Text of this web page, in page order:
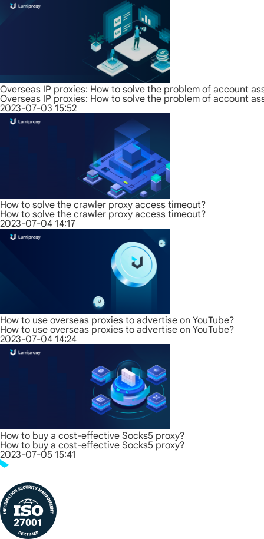
Overseas IP proxies: How to solve the problem of account
Overseas IP proxies: How to solve the problem of account
2023-07-03 15:52
How to solve the crawler proxy access timeout?
How to solve the crawler proxy access timeout?
2023-07-04 14:17
How to use overseas proxies to advertise on YouTube?
How to use overseas proxies to advertise on YouTube?
2023-07-04 14:24
How to buy a cost-effective Socks5 proxy?
How to buy a cost-effective Socks5 proxy?
2023-07-05 15:41